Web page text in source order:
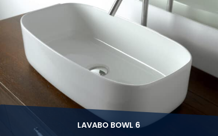
LAVABO BOWL 6